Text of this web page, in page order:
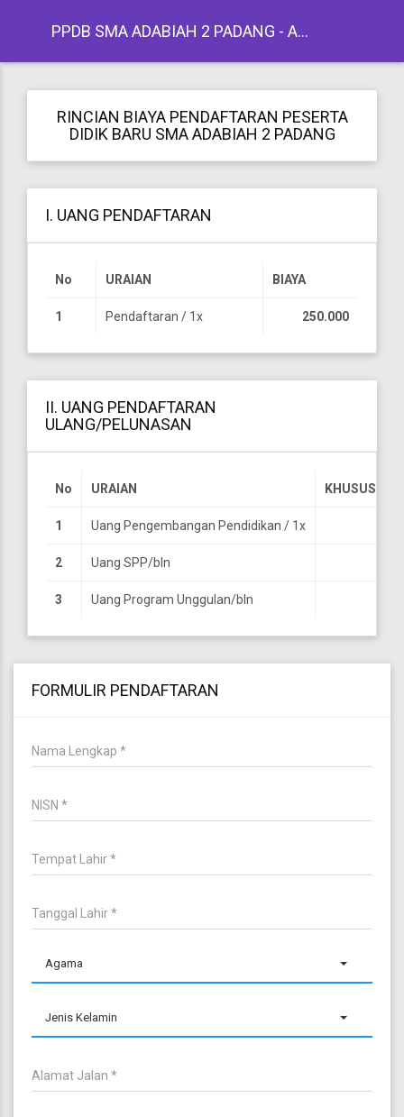
PPDB SMA ADABIAH 2 PADANG - AKREDITASI A
RINCIAN BIAYA PENDAFTARAN PESERTA
DIDIK BARU SMA ADABIAH 2 PADANG
I. UANG PENDAFTARAN
No URAIAN BIAYA
1 Pendaftaran / 1x 250.000
II. UANG PENDAFTARAN
ULANG/PELUNASAN
No URAIAN KHUSUS
1 Uang Pengembangan Pendidikan / 1x
2 Uang SPP/bln
3 Uang Program Unggulan/bln
FORMULIR PENDAFTARAN
Agama
Jenis Kelamin